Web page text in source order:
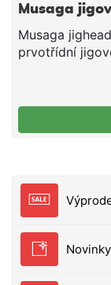
Novinky
Musaga
Musaga
prvotřídní
určeny
ale lze je
tvaru hlavičky